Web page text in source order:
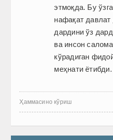
этмоқда. Бу
нафақат давлат
дардини ўз
ва инсон
кўрадиган
меҳнати ётибди.
Ҳаммасино кўриш